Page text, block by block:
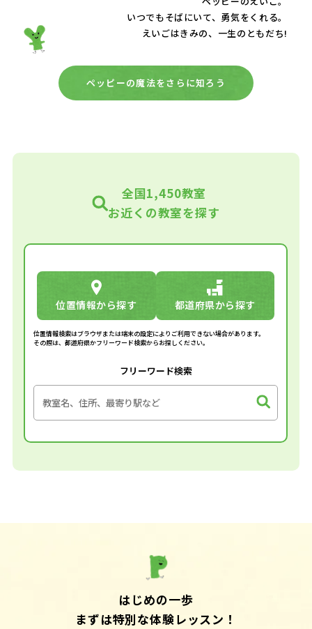
いつでもそばにいて、 勇気をくれる。
えいごはきみの、一生のともだち!
ペッピーの魔法をさらに知ろう
全国1,450教室
お近くの教室を探す
位置情報から探す 都道府県から探す
位置情報検索はブラウザまたは端末の設定によりご利用できない場合があります。
その際は、都道府県かフリーワード検索からお探しください。
フリーワード検索
はじめの一歩
まずは特別な体験レッスン！